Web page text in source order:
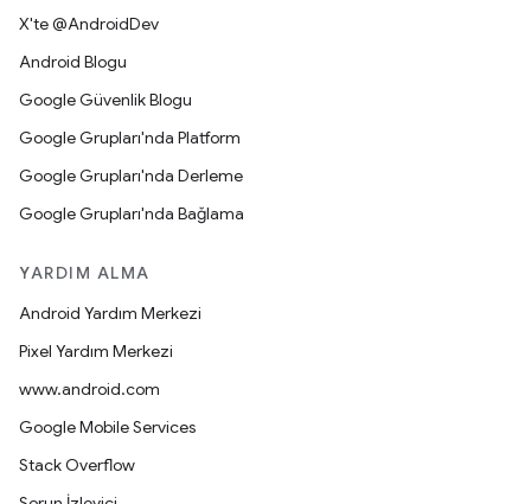
X'te @AndroidDev
Android Blogu
Google Güvenlik Blogu
Google Grupları'nda Platform
Google Grupları'nda Derleme
Google Grupları'nda Bağlama
YARDIM ALMA
Android Yardım Merkezi
Pixel Yardım Merkezi
www.android.com
Google Mobile Services
Stack Overflow